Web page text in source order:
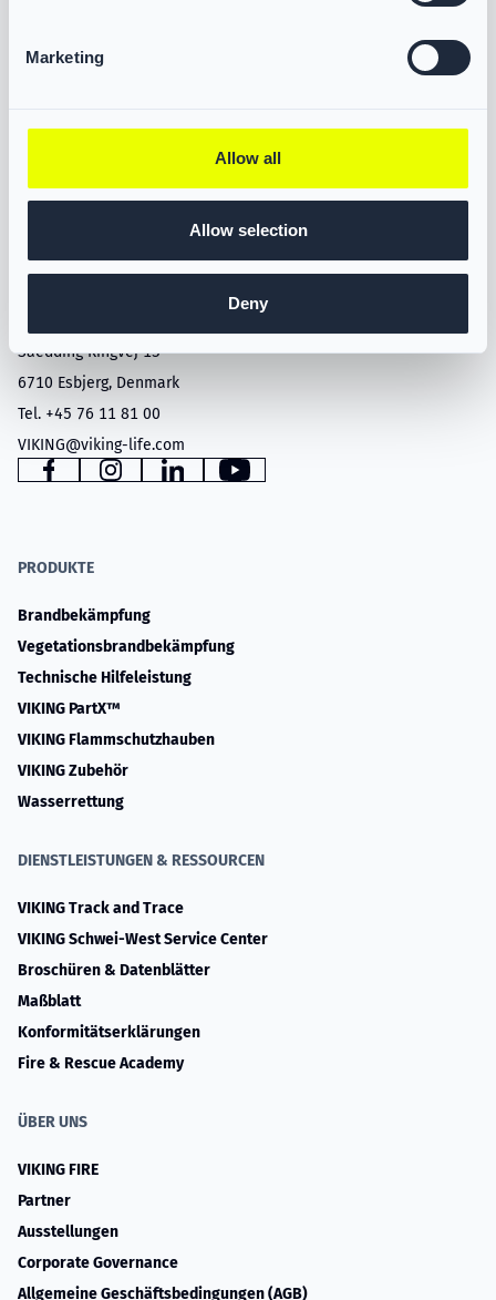
Marketing
Allow all
Allow selection
Deny
Saedding Ringvej 13
6710 Esbjerg, Denmark
Tel. +45 76 11 81 00
VIKING@viking-life.com
www.facebook.com
www.instagram.com
www.linkedin.com
YouTube
PRODUKTE
Brandbekämpfung
Vegetationsbrandbekämpfung
Technische Hilfeleistung
VIKING PartX™
VIKING Flammschutzhauben
VIKING Zubehör
Wasserrettung
DIENSTLEISTUNGEN & RESSOURCEN
VIKING Track and Trace
VIKING Schwei-West Service Center
Broschüren & Datenblätter
Maßblatt
Konformitätserklärungen
Fire & Rescue Academy
ÜBER UNS
VIKING FIRE
Partner
Ausstellungen
Corporate Governance
Allgemeine Geschäftsbedingungen (AGB)